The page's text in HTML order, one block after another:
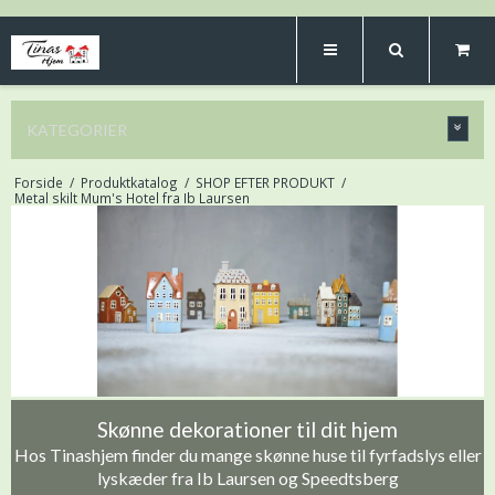
KATEGORIER
Forside / Produktkatalog / SHOP EFTER PRODUKT /
Metal skilt Mum's Hotel fra Ib Laursen
Skønne dekorationer til dit hjem
Hos Tinashjem finder du mange skønne huse til fyrfadslys eller
lyskæder fra Ib Laursen og Speedtsberg